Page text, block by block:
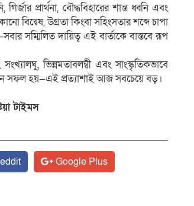
প্রার্থনা, বৌদ্ধবিহারের শান্ত ধ্বনি এবং
উগ্রতা কিংবা সহিংসতার শব্দে চাপা
সম্মিলিত দায়িত্ব এই বার্তাকে বাস্তবে রূপ
ভিন্নমতাবলম্বী এবং সাংস্কৃতিকভাবে
সফল হয়—এই প্রত্যাশাই আজ সবচেয়ে বড়।
টাইমস
Google Plus